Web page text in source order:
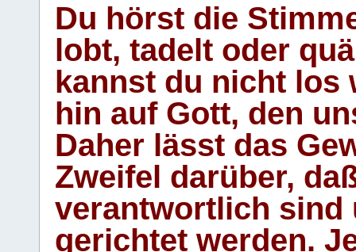
Du hörst die
lobt, tadelt oder
kannst du nicht los
hin auf Gott, den
Daher lässt das
Zweifel darüber,
verantwortlich sind
gerichtet werden.